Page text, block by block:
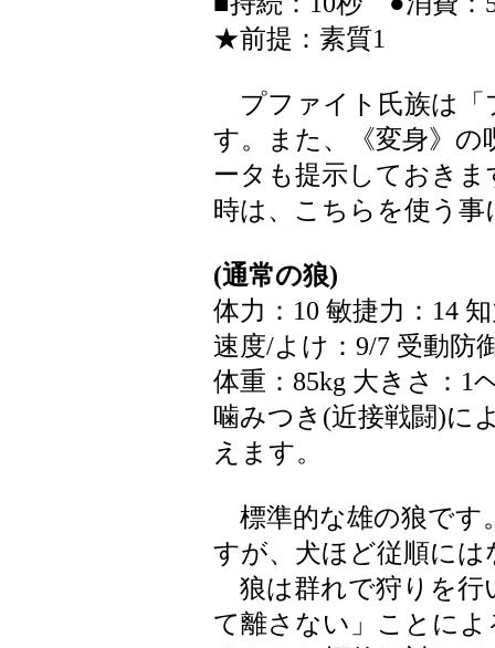
★前提：素質1
プファイト氏族は「
す。また、《変身》の
ータも提示しておき
時は、こちらを使う
(通常の狼)
体力：10 敏捷力：14
速度/よけ：9/7 受動防
体重：85kg 大きさ：1
噛みつき(近接戦闘)に
えます。
標準的な雄の狼です
すが、犬ほど従順には
狼は群れで狩りを行
て離さない」ことに